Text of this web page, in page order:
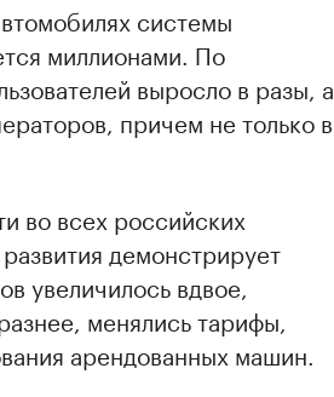
системы
миллионами. По
выросло в разы, а
причем не только в
во всех российских
демонстрирует
увеличилось вдвое,
менялись тарифы,
арендованных машин.